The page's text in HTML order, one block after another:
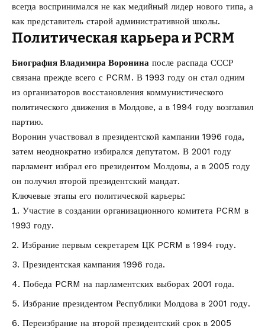
всегда воспринимался не как медийный лидер нового типа, а
как представитель старой административной школы.
Политическая карьера и PCRM
Биография Владимира Воронина после распада СССР
связана прежде всего с PCRM. В 1993 году он стал одним
из организаторов восстановления коммунистического
политического движения в Молдове, а в 1994 году возглавил
партию.
Воронин участвовал в президентской кампании 1996 года,
затем неоднократно избирался депутатом. В 2001 году
парламент избрал его президентом Молдовы, а в 2005 году
он получил второй президентский мандат.
Ключевые этапы его политической карьеры:
Участие в создании организационного комитета PCRM в
1993 году.
Избрание первым секретарем ЦК PCRM в 1994 году.
Президентская кампания 1996 года.
Победа PCRM на парламентских выборах 2001 года.
Избрание президентом Республики Молдова в 2001 году.
Переизбрание на второй президентский срок в 2005